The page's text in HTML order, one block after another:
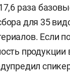
раза
для 35
Если
продукции